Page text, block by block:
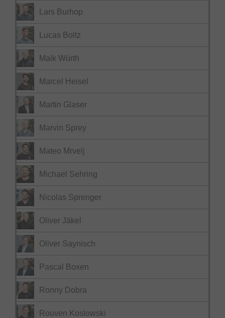
Lars Burhop
Lucas Boltz
Maik Würth
Marcel Heisel
Martin Glaser
Marvin Sprey
Mateo Mrvelj
Michael Sehring
Nicolas Sprenger
Oliver Jäkel
Oliver Saynisch
Pascal Boxen
Ronny Dobra
Rouven Koslowski